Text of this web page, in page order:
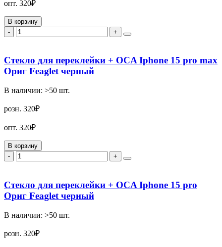
опт. 320₽
В корзину
-
+
Стекло для переклейки + OCA Iphone 15 pro max
Ориг Feaglet черный
В наличии: >50 шт.
розн. 320₽
опт. 320₽
В корзину
-
+
Стекло для переклейки + OCA Iphone 15 pro
Ориг Feaglet черный
В наличии: >50 шт.
розн. 320₽